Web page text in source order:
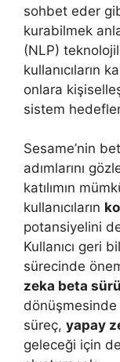
sohbet eder
kurabilmek
(NLP)
kullanıcıların
onlara
sistem
Sesame’nin
adımlarını
katılımın
kullanıcıların
potansiyelini
Kullanıcı geri
sürecinde
zeka beta
süreç, yapay
geleceği için